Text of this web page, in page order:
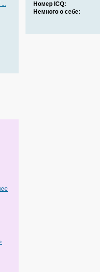
Номер ICQ:
Немного о себе: